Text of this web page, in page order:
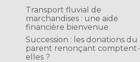
Transport fluvial de
marchandises : une aide
financière bienvenue
Succession : les donations du
parent renonçant comptent-
elles ?